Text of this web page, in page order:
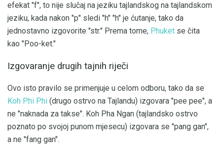
efekat "f", to nije slučaj na jeziku tajlandskog na tajlandskom
jeziku, kada nakon "p" sledi "h" "h" je ćutanje, tako da
jednostavno izgovorite "str." Prema tome, Phuket se čita
kao "Poo-ket."
Izgovaranje drugih tajnih riječi
Ovo isto pravilo se primenjuje u celom odboru, tako da se
Koh Phi Phi (drugo ostrvo na Tajlandu) izgovara "pee pee", a
ne "naknada za takse". Koh Pha Ngan (tajlandsko ostrvo
poznato po svojoj punom mjesecu) izgovara se "pang gan",
a ne "fang gan".